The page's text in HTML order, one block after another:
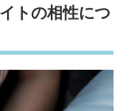
トの相性につ